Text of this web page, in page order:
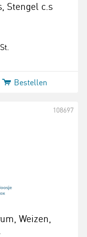
Stengel c.s
Bestellen
Weizen,
108697